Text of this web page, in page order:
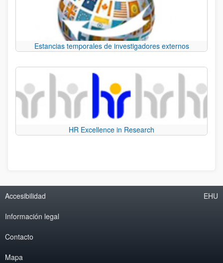
Estancias temporales de investigadores externos
HR Excellence in Research
Accesibilidad
Información legal
Contacto
Mapa
EHU